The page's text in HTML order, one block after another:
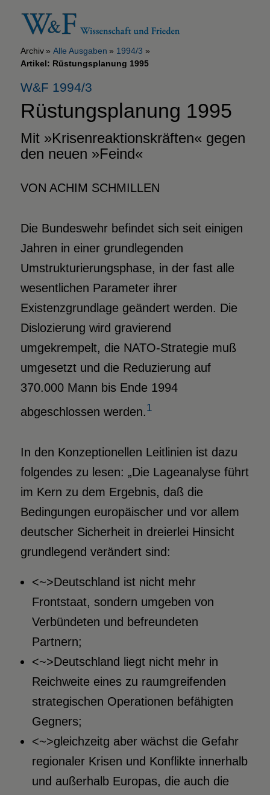
Archiv Alle Ausgaben
1994/3
Artikel: Rüstungsplanung 1995
W&F 1994/3
Rüstungsplanung 1995
Mit »Krisenreaktionskräften« gegen
den neuen »Feind«
VON ACHIM SCHMILLEN
Die Bundeswehr befindet sich seit einigen
Jahren in einer grundlegenden
Umstrukturierungsphase, in der fast alle
wesentlichen Parameter ihrer
Existenzgrundlage geändert werden. Die
Dislozierung wird gravierend
umgekrempelt, die NATO-Strategie muß
umgesetzt und die Reduzierung auf
370.000 Mann bis Ende 1994
abgeschlossen werden.1
In den Konzeptionellen Leitlinien ist dazu
folgendes zu lesen: „Die Lageanalyse führt
im Kern zu dem Ergebnis, daß die
Bedingungen europäischer und vor allem
deutscher Sicherheit in dreierlei Hinsicht
grundlegend verändert sind:
<~>Deutschland ist nicht mehr
Frontstaat, sondern umgeben von
Verbündeten und befreundeten
Partnern;
<~>Deutschland liegt nicht mehr in
Reichweite eines zu raumgreifenden
strategischen Operationen befähigten
Gegners;
<~>gleichzeitg aber wächst die Gefahr
regionaler Krisen und Konflikte innerhalb
und außerhalb Europas, die auch die